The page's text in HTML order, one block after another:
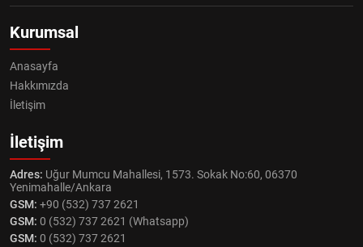
Kurumsal
Anasayfa
Hakkımızda
İletişim
İletişim
Adres: Uğur Mumcu Mahallesi, 1573. Sokak No:60, 06370
Yenimahalle/Ankara
GSM: +90 (532) 737 2621
GSM: 0 (532) 737 2621 (Whatsapp)
GSM: 0 (532) 737 2621